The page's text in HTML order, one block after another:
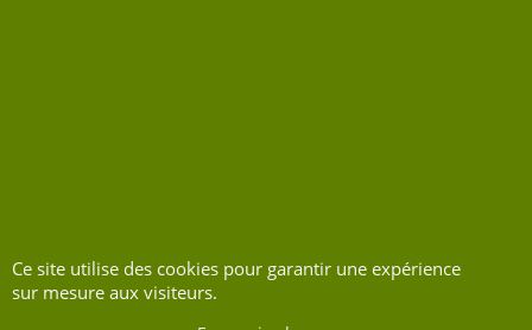
Ce site utilise des cookies pour garantir une expérience
sur mesure aux visiteurs.